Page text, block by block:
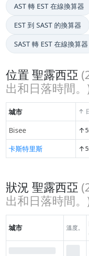
AST 轉 EST 在線換算器
EST 到 SAST 的換算器
SAST 轉 EST 在線換算器
位置 聖露西亞 (
出和日落時間。
城市 ↑
Bisee ↑
卡斯特里斯 ↑
狀況 聖露西亞 (
出和日落時間。
城市 溫度。